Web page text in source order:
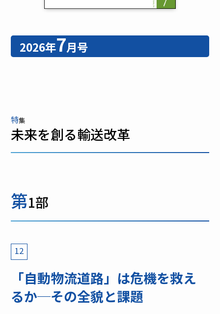
2026年7月号
特集
未来を創る輸送改革
第1部
12
「自動物流道路」は危機を救え
るか─その全貌と課題